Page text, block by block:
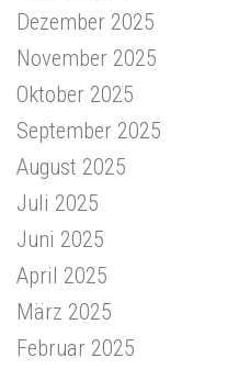
Dezember 2025
November 2025
Oktober 2025
September 2025
August 2025
Juli 2025
Juni 2025
April 2025
März 2025
Februar 2025